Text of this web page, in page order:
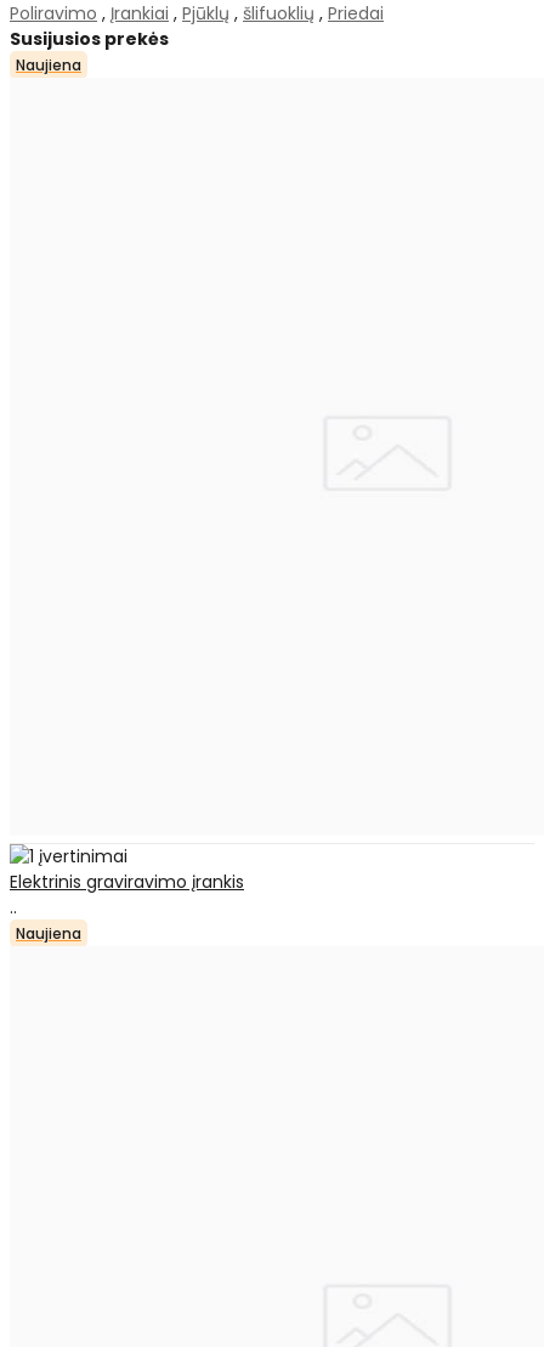
Poliravimo , Įrankiai , Pjūklų , šlifuoklių , Priedai
Susijusios prekės
Naujiena
Elektrinis graviravimo įrankis
..
Naujiena